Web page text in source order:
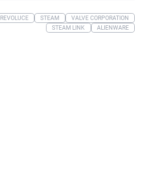
REVOLUCE STEAM
VALVE CORPORATION
STEAM LINK
ALIENWARE